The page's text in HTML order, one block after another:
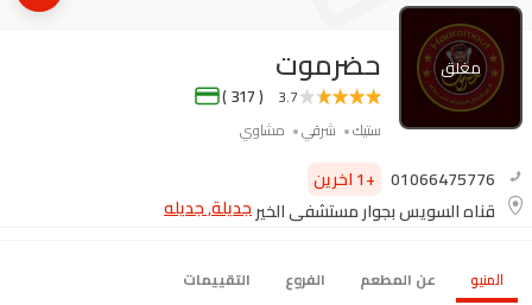
مغلق حضرموت
3.7
( 317 )
ستيك شرقي مشاوي
01066475776 +1 اخرين
قناه السويس بجوار مستشفي الخيرجديلة, جديله
المنيو عن المطعم الفروع التقييمات